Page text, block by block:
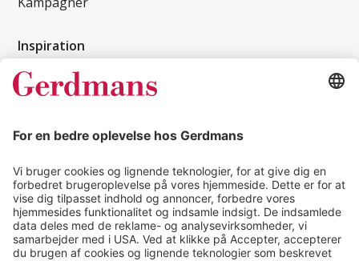
Inspiration
Kundereferencer
Tips & guides
Kontakt
salg@gerdmans.dk
49 18 07 07